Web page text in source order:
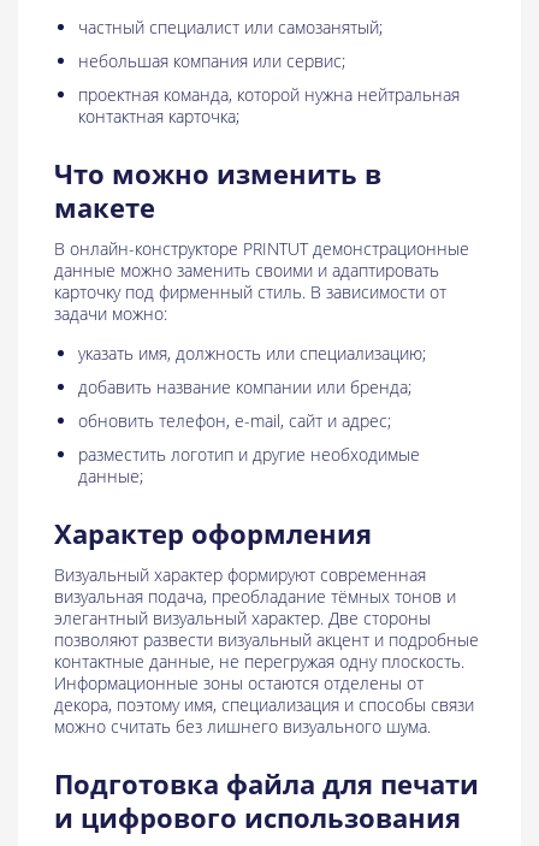
частный специалист или самозанятый;
небольшая компания или сервис;
проектная команда, которой нужна нейтральная
контактная карточка;
Что можно изменить в
макете
В онлайн-конструкторе PRINTUT демонстрационные
данные можно заменить своими и адаптировать
карточку под фирменный стиль. В зависимости от
задачи можно:
указать имя, должность или специализацию;
добавить название компании или бренда;
обновить телефон, e-mail, сайт и адрес;
разместить логотип и другие необходимые
данные;
Характер оформления
Визуальный характер формируют современная
визуальная подача, преобладание тёмных тонов и
элегантный визуальный характер. Две стороны
позволяют развести визуальный акцент и подробные
контактные данные, не перегружая одну плоскость.
Информационные зоны остаются отделены от
декора, поэтому имя, специализация и способы связи
можно считать без лишнего визуального шума.
Подготовка файла для печати
и цифрового использования